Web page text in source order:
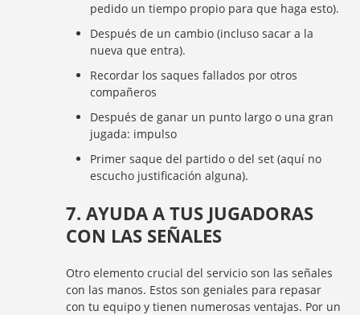
pedido un tiempo propio para que haga esto).
Después de un cambio (incluso sacar a la
nueva que entra).
Recordar los saques fallados por otros
compañeros
Después de ganar un punto largo o una gran
jugada: impulso
Primer saque del partido o del set (aquí no
escucho justificación alguna).
7. AYUDA A TUS JUGADORAS
CON LAS SEÑALES
Otro elemento crucial del servicio son las señales
con las manos. Estos son geniales para repasar
con tu equipo y tienen numerosas ventajas. Por un